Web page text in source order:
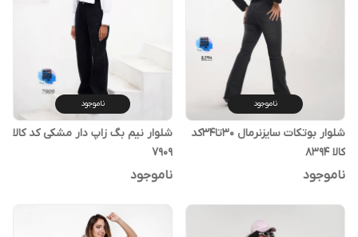
ناموجود
شلوار بوتکات سایزنرمال ۳۰تا۳۴کد
کالا ۸۳۹۴
ناموجود
ناموجود
شلوار نیم بگ زاپ دار مشکی کد کالا
۷۹۰۹
ناموجود